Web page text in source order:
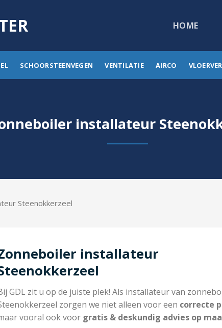
HOME
SCHOORSTEENVEGEN VENTILATIE AIRCO
installateur
Steenokkerzeel
installateur
GDL zit u op de juiste plek! Als installateur van
zorgen we niet alleen voor een correcte
vooral ook voor gratis & deskundig advies op